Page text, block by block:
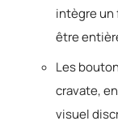
intègre un
être
Les
cravate,
visuel